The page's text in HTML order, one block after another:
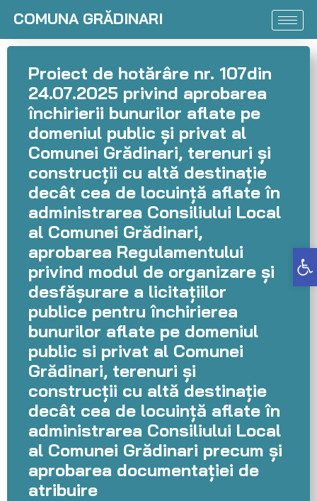
Deschide bara de unelte
COMUNA GRĂDINARI
Proiect de hotărâre nr. 107din
24.07.2025 privind aprobarea
închirierii bunurilor aflate pe
domeniul public și privat al
Comunei Grădinari, terenuri și
construcții cu altă destinație
decât cea de locuință aflate în
administrarea Consiliului Local
al Comunei Grădinari,
aprobarea Regulamentului
privind modul de organizare și
desfășurare a licitațiilor
publice pentru închirierea
bunurilor aflate pe domeniul
public si privat al Comunei
Grădinari, terenuri și
construcții cu altă destinație
decât cea de locuință aflate în
administrarea Consiliului Local
al Comunei Grădinari precum și
aprobarea documentației de
atribuire